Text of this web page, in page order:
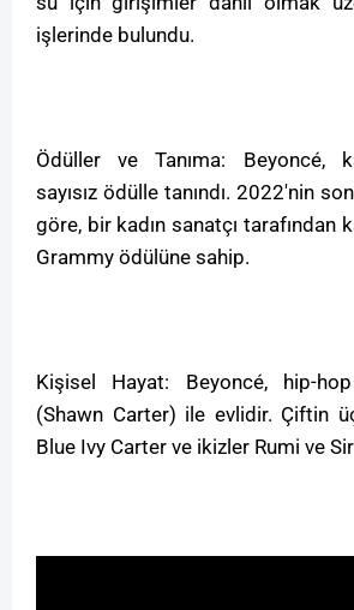
işlerinde bulundu.
Ödüller ve Tanıma: Beyoncé,
sayısız ödülle tanındı. 2022'nin
göre, bir kadın sanatçı tarafından
Grammy ödülüne sahip.
Kişisel Hayat: Beyoncé, hip-
(Shawn Carter) ile evlidir. Çiftin
Blue Ivy Carter ve ikizler Rumi ve